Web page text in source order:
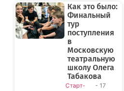
Как это было:
Финальный
тур
поступления
в
Московскую
театральную
школу Олега
Табакова
Старт-
- 17